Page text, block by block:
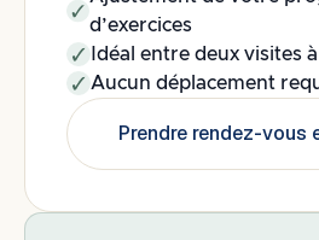
d’exercices
Idéal entre deux visites
Aucun déplacement
Prendre rendez-vous